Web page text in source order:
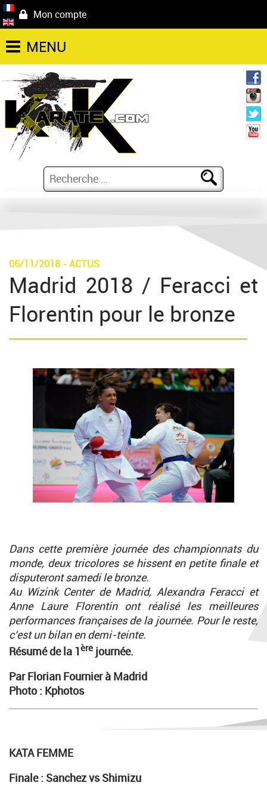
Mon compte
MENU
06/11/2018 -ACTUS
Madrid 2018 / Feracci et
Florentin pour le bronze
Dans cette première journée des championnats du
monde, deux tricolores se hissent en petite finale et
disputeront samedi le bronze.
Au Wizink Center de Madrid, Alexandra Feracci et
Anne Laure Florentin ont réalisé les meilleures
performances françaises de la journée. Pour le reste,
c’est un bilan en demi-teinte.
Résumé de la 1ère journée.
Par Florian Fournier à Madrid
Photo : Kphotos
KATA FEMME
Finale : Sanchez vs Shimizu